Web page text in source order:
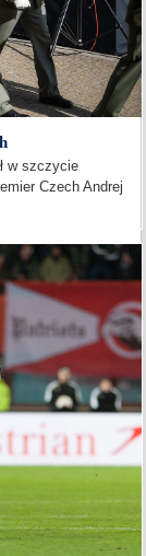
w szczycie
Czech Andrej